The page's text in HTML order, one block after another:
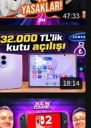
47:33
18:14